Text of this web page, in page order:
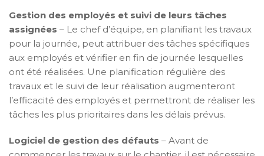
Gestion des employés et suivi de leurs tâches
assignées – Le chef d’équipe, en planifiant les travaux
pour la journée, peut attribuer des tâches spécifiques
aux employés et vérifier en fin de journée lesquelles
ont été réalisées. Une planification régulière des
travaux et le suivi de leur réalisation augmenteront
l’efficacité des employés et permettront de réaliser les
tâches les plus prioritaires dans les délais prévus.
Logiciel de gestion des défauts – Avant de